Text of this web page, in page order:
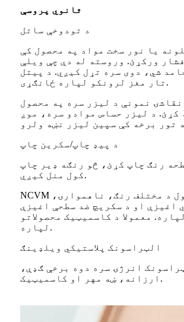
ثانوي پروسې
د تودوخې ساتل
یا نور سخت مواد په محصول کې
ورکړئ. وروسته له دې چې ویلې
شي، دوی سره تړل کیږي. د پیتل
تار مغز لرونکو لپاره ځانګړی.
نقاشۍ نمونې د لیزر سره په محصول
کړئ. د لیزر حساس موادو سره، موږ
د پیډ چاپ/سکرین چاپ
رنګ چاپ کړئ، څو رنګه ډیر چاپ
کول منل کیږي.
NCVM او رنګ کول د مختلف رنګ، ناهموارۍ،
اغیزې او د سکریچ ضد سطحې اغیزې
معمولا د کاسمیټیک محصولاتو
لپاره.
الټراسونک پلاستيکي ویلډینګ
انرژۍ سره دوه برخې ګډې،
ارزانه، ښه مهر او کاسمیټیک.